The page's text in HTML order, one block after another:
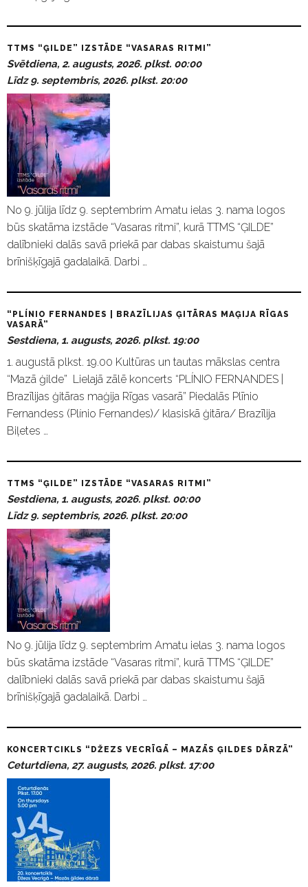
TTMS “ĢILDE” IZSTĀDE “VASARAS RITMI”
Svētdiena, 2. augusts, 2026. plkst. 00:00
Līdz 9. septembris, 2026. plkst. 20:00
No 9. jūlija līdz 9. septembrim Amatu ielas 3. nama logos
būs skatāma izstāde “Vasaras ritmi”, kurā TTMS “ĢILDE”
dalībnieki dalās savā priekā par dabas skaistumu šajā
brīnišķīgajā gadalaikā. Darbi …
“PLÍNIO FERNANDES | BRAZĪLIJAS ĢITĀRAS MAĢIJA RĪGAS
VASARĀ”
Sestdiena, 1. augusts, 2026. plkst. 19:00
1. augustā plkst. 19.00 Kultūras un tautas mākslas centra
“Mazā ģilde” Lielajā zālē koncerts “PLÍNIO FERNANDES |
Brazīlijas ģitāras maģija Rīgas vasarā” Piedalās Plīnio
Fernandess (Plínio Fernandes)/ klasiskā ģitāra/ Brazīlija
Biļetes …
TTMS “ĢILDE” IZSTĀDE “VASARAS RITMI”
Sestdiena, 1. augusts, 2026. plkst. 00:00
Līdz 9. septembris, 2026. plkst. 20:00
No 9. jūlija līdz 9. septembrim Amatu ielas 3. nama logos
būs skatāma izstāde “Vasaras ritmi”, kurā TTMS “ĢILDE”
dalībnieki dalās savā priekā par dabas skaistumu šajā
brīnišķīgajā gadalaikā. Darbi …
KONCERTCIKLS “DŽEZS VECRĪGĀ – MAZĀS ĢILDES DĀRZĀ”
Ceturtdiena, 27. augusts, 2026. plkst. 17:00